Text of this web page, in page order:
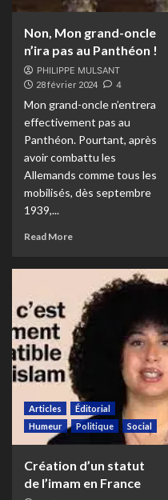
Non, Mon grand-oncle
n’ira pas au Panthéon !
PHILIPPE MULSANT
28 février 2024 4
Mon grand-oncle n’entrera
effectivement pas au
Panthéon. Pourtant, après
avoir combattu les
Allemands comme tous les
mobilisés, dès septembre
1939,...
Read More
Articles
Éditorial
Humeur
Politique Social
Création d’un statut
de l’imam en France